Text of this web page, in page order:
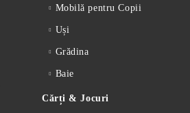
Mobilă pentru Copii
Uși
Grădina
Baie
Cărți & Jocuri